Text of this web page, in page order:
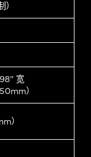
）
宽
）
）